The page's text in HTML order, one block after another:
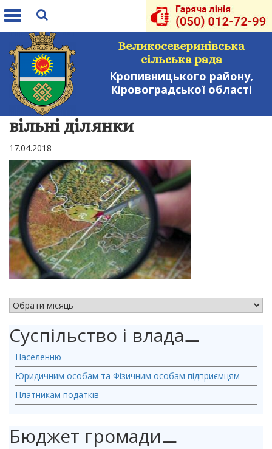
Toggle
Великосеверинівська
сільська рада
Кропивницького району,
Кіровоградської області
вільні ділянки
17.04.2018
Суспільство і влада⚊
Населенню
Юридичним особам та Фізичним особам підприємцям
Платникам податків
Бюджет громади⚊